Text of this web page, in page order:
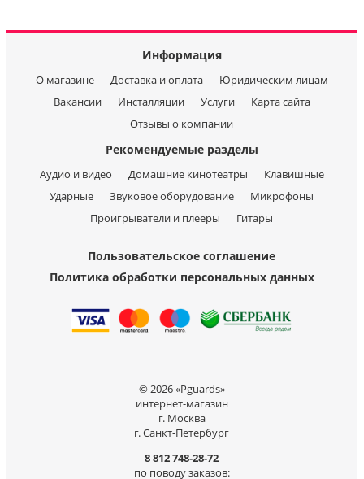
Информация
О магазине Доставка и оплата
Юридическим лицам
Вакансии
Инсталляции Услуги
Карта сайта
Отзывы о компании
Рекомендуемые разделы
Аудио и видео Домашние кинотеатры
Клавишные
Ударные
Звуковое оборудование
Микрофоны
Проигрыватели и плееры
Гитары
Пользовательское соглашение
Политика обработки персональных данных
© 2026 «Pguards»
интернет-магазин
г. Москва
г. Санкт-Петербург
8 812 748-28-72
по поводу заказов: